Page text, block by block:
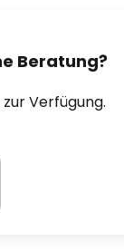
Beratung?
Verfügung.